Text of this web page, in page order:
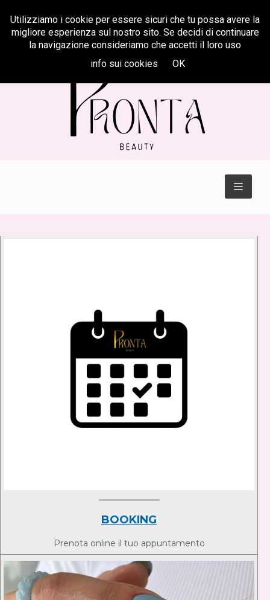
Centralino 347 622 31 33
BOOKING
Prenota online il tuo appuntamento
Utilizziamo i cookie per essere sicuri che tu possa avere la
migliore esperienza sul nostro sito. Se decidi di continuare
la navigazione consideriamo che accetti il loro uso
info sui cookies
OK